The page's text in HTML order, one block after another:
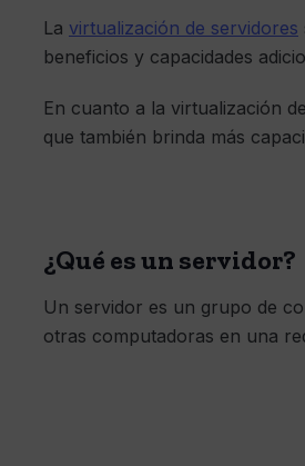
La virtualización de servidores
beneficios y capacidades
En cuanto a la virtualización
que también brinda más
¿Qué es un servidor?
Un servidor es un grupo de
otras computadoras en una